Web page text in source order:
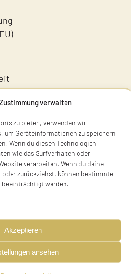
verwalten
zu bieten, verwenden wir
um Geräteinformationen zu speichern
Wenn du diesen Technologien
wie das Surfverhalten oder
verarbeiten. Wenn du deine
zurückziehst, können bestimmte
beeinträchtigt werden.
Akzeptieren
ansehen